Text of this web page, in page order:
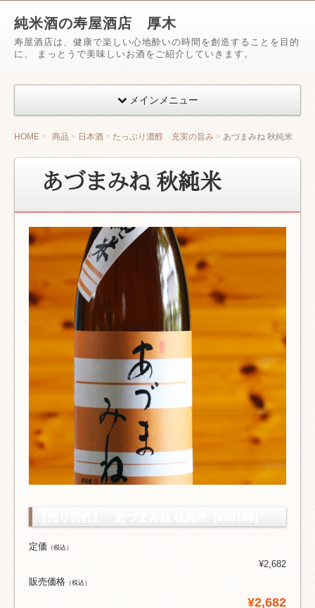
純米酒の寿屋酒店 厚木
寿屋酒店は、健康で楽しい心地酔いの時間を創造することを目的
に、 まっとうで美味しいお酒をご紹介していきます。
メインメニュー
HOME 商品 日本酒 たっぷり濃醇 充実の旨み あづまみね 秋純米
あづまみね 秋純米
定価 （税込）
¥2,682
販売価格 （税込）
¥2,682